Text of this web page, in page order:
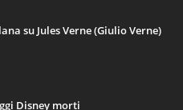
su Jules Verne (Giulio Verne)
Disney morti